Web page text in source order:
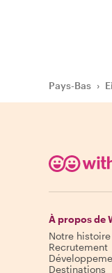
Pays-Bas ›
À propos de
Notre histoire
Recrutement
Destinations